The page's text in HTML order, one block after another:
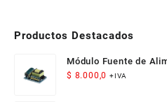
Productos Destacados
Módulo Fuente de
300mA 3.5W
$ 8.000,0 +IVA